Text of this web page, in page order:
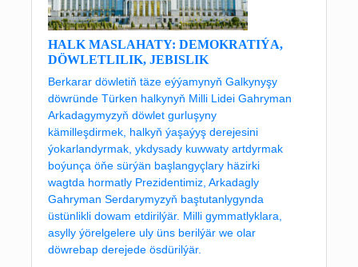
HALK MASLAHATY: DEMOKRATIÝA,
DÖWLETLILIK, JEBISLIK
Berkarar döwletiň täze eýýamynyň Galkynyşy
döwründe Türken halkynyň Milli Lidei Gahryman
Arkadagymyzyň döwlet gurluşyny
kämilleşdirmek, halkyň ýaşaýyş derejesini
ýokarlandyrmak, ykdysady kuwwaty artdyrmak
boýunça öňe sürýän başlangyçlary häzirki
wagtda hormatly Prezidentimiz, Arkadagly
Gahryman Serdarymyzyň baştutanlygynda
üstünlikli dowam etdirilýär. Milli gymmatlyklara,
asylly ýörelgelere uly üns berilýär we olar
döwrebap derejede ösdürilýär.